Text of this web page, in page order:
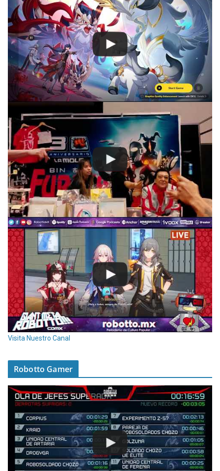
Visita Nuestro Canal
Robotto Gamer